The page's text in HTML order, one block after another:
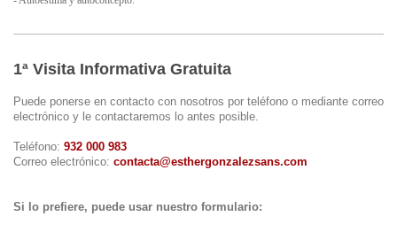
1ª Visita Informativa Gratuita
Puede ponerse en contacto con nosotros por teléfono o mediante correo
electrónico y le contactaremos lo antes posible.
Teléfono: 932 000 983
Correo electrónico: contacta@esthergonzalezsans.com
Si lo prefiere, puede usar nuestro formulario: